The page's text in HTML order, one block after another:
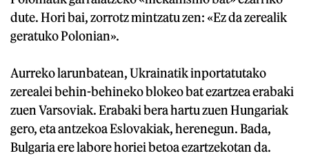
dute. Hori bai, zorrotz mintzatu zen: «Ez da zerealik
geratuko Polonian».
Aurreko larunbatean, Ukrainatik inportatutako
zerealei behin-behineko blokeo bat ezartzea erabaki
zuen Varsoviak. Erabaki bera hartu zuen Hungariak
gero, eta antzekoa Eslovakiak, herenegun. Bada,
Bulgaria ere labore horiei betoa ezartzekotan da.